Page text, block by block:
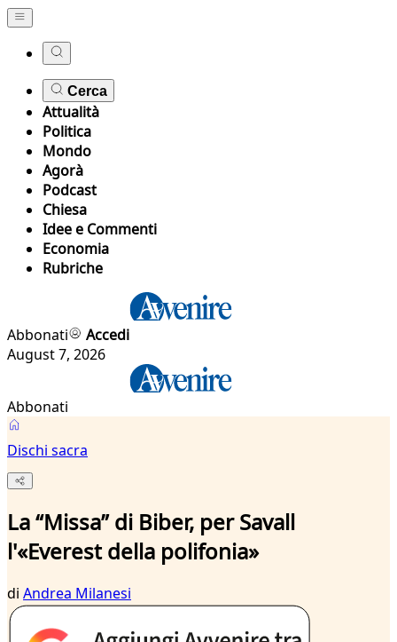
Cerca
Attualità
Politica
Mondo
Agorà
Podcast
Chiesa
Idee e Commenti
Economia
Rubriche
Abbonati
Accedi
August 7, 2026
Abbonati
Dischi sacra
La “Missa” di Biber, per Savall
l'«Everest della polifonia»
di Andrea Milanesi